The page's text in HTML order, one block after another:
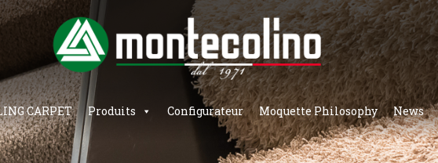
CARPET Produits Configurateur Moquette Philosophy News